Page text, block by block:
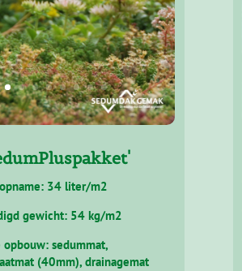
34 liter/m2
gewicht: 54 kg/m2
opbouw: sedummat,
(40mm), drainagemat